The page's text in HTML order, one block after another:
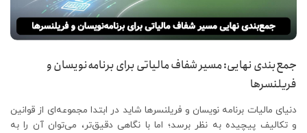
جمع‌بندی نهایی: مسیر شفاف مالیاتی برای برنامه‌نویسان و
فریلنسرها
دنیای مالیات برنامه نویسان و فریلنسرها شاید در ابتدا مجموعه‌ای از قوانین
و تکالیف پیچیده به نظر برسد؛ اما با نگاهی دقیق‌تر، می‌توان آن را به